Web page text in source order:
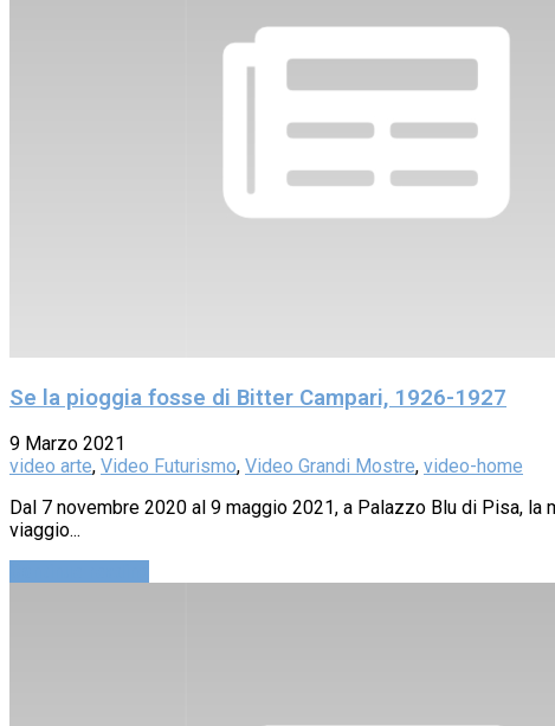
Se la pioggia fosse di Bitter Campari, 1926-1927
9 Marzo 2021
video arte, Video Futurismo, Video Grandi Mostre, video-home
Dal 7 novembre 2020 al 9 maggio 2021, a Palazzo Blu di Pisa, la
viaggio...